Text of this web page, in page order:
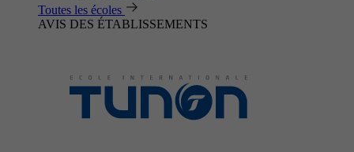
Toutes les écoles
AVIS DES ÉTABLISSEMENTS